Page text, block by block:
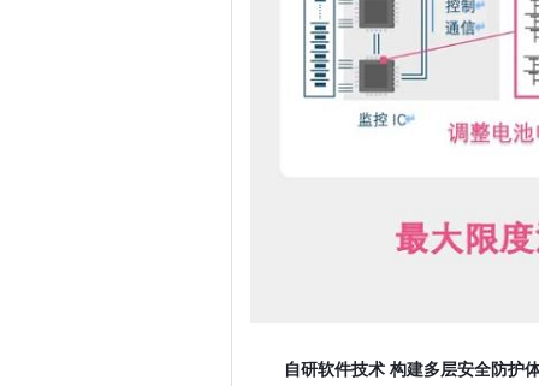
自研软件技术 构建多层安全防护